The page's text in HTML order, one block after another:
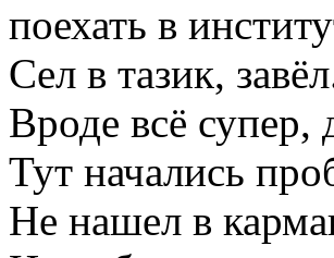
поехать в
Сел в тазик,
Вроде всё супер,
Тут начались
Не нашел в